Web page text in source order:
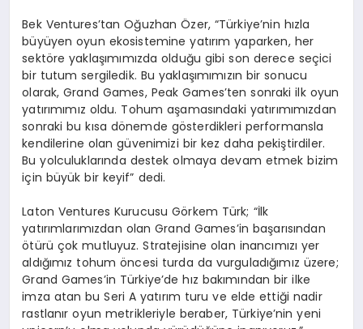
Bek Ventures’tan Oğuzhan Özer, “Türkiye’nin hızla
büyüyen oyun ekosistemine yatırım yaparken, her
sektöre yaklaşımımızda olduğu gibi son derece seçici
bir tutum sergiledik. Bu yaklaşımımızın bir sonucu
olarak, Grand Games, Peak Games’ten sonraki ilk oyun
yatırımımız oldu. Tohum aşamasındaki yatırımımızdan
sonraki bu kısa dönemde gösterdikleri performansla
kendilerine olan güvenimizi bir kez daha pekiştirdiler.
Bu yolculuklarında destek olmaya devam etmek bizim
için büyük bir keyif” dedi.
Laton Ventures Kurucusu Görkem Türk; “İlk
yatırımlarımızdan olan Grand Games’in başarısından
ötürü çok mutluyuz. Stratejisine olan inancımızı yer
aldığımız tohum öncesi turda da vurguladığımız üzere;
Grand Games’in Türkiye’de hız bakımından bir ilke
imza atan bu Seri A yatırım turu ve elde ettiği nadir
rastlanır oyun metrikleriyle beraber, Türkiye’nin yeni